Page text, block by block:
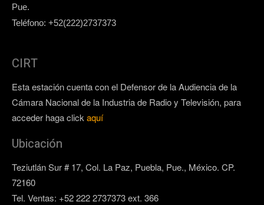
Pue.
Teléfono: +52(222)2737373
CIRT
Esta estación cuenta con el Defensor de la Audiencia de la
Cámara Nacional de la Industria de Radio y Televisión, para
acceder haga click aquí
Ubicación
Teziutlán Sur # 17, Col. La Paz, Puebla, Pue., México. CP.
72160
Tel. Ventas: +52 222 2737373 ext. 366